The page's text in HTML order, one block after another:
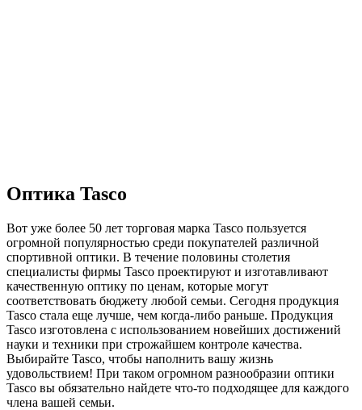
Оптика Tasco
Вот уже более 50 лет торговая марка Tasco пользуется
огромной популярностью среди покупателей различной
спортивной оптики. В течение половины столетия
специалисты фирмы Tasco проектируют и изготавливают
качественную оптику по ценам, которые могут
соответствовать бюджету любой семьи. Сегодня продукция
Tasco стала еще лучше, чем когда-либо раньше. Продукция
Tasco изготовлена с использованием новейших достижений
науки и техники при строжайшем контроле качества.
Выбирайте Tasco, чтобы наполнить вашу жизнь
удовольствием! При таком огромном разнообразии оптики
Tasco вы обязательно найдете что-то подходящее для каждого
члена вашей семьи.